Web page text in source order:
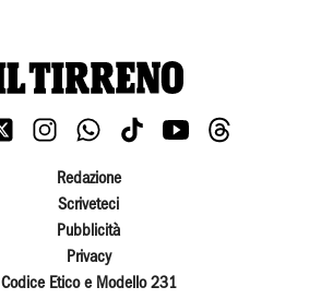
Redazione
Scriveteci
Pubblicità
Privacy
Codice Etico e Modello 231